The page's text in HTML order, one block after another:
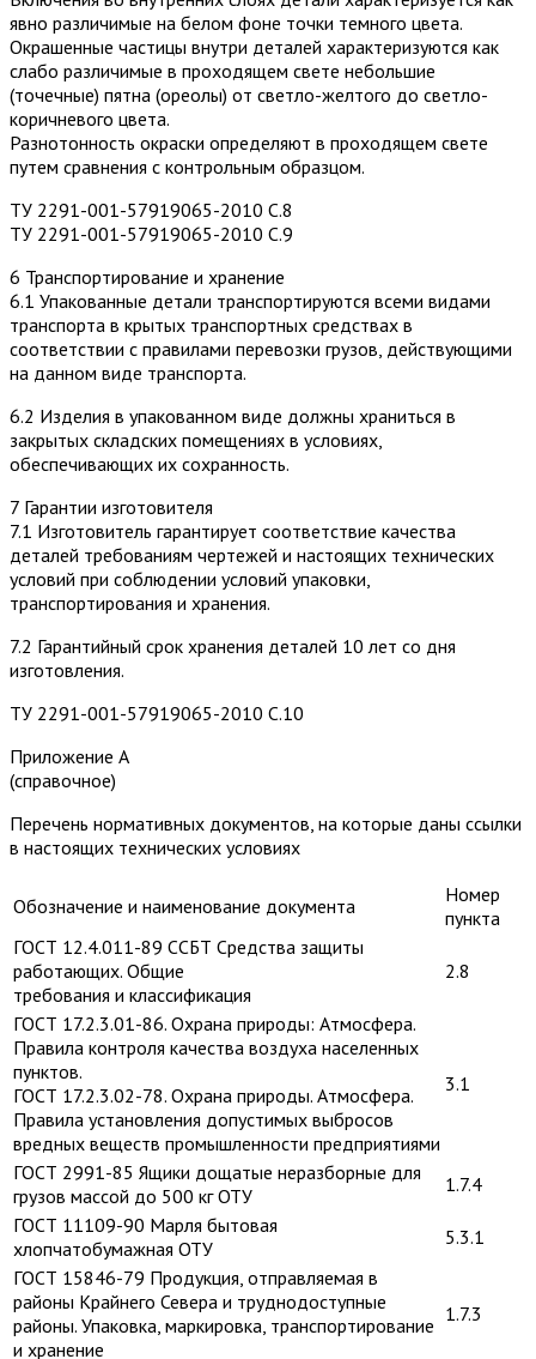
явно различимые на белом фоне точки темного цвета.
Окрашенные частицы внутри деталей характеризуются как
слабо различимые в проходящем свете небольшие
(точечные) пятна (ореолы) от светло-желтого до светло-
коричневого цвета.
Разнотонность окраски определяют в проходящем свете
путем сравнения с контрольным образцом.
ТУ 2291-001-57919065-2010 С.8
ТУ 2291-001-57919065-2010 С.9
6 Транспортирование и хранение
6.1 Упакованные детали транспортируются всеми видами
транспорта в крытых транспортных средствах в
соответствии с правилами перевозки грузов, действующими
на данном виде транспорта.
6.2 Изделия в упакованном виде должны храниться в
закрытых складских помещениях в условиях,
обеспечивающих их сохранность.
7 Гарантии изготовителя
7.1 Изготовитель гарантирует соответствие качества
деталей требованиям чертежей и настоящих технических
условий при соблюдении условий упаковки,
транспортирования и хранения.
7.2 Гарантийный срок хранения деталей 10 лет со дня
изготовления.
ТУ 2291-001-57919065-2010 С.10
Приложение А
(справочное)
Перечень нормативных документов, на которые даны ссылки
в настоящих технических условиях
Обозначение и наименование документа
Номер
пункта
ГОСТ 12.4.011-89 ССБТ Средства защиты
работающих. Общие
требования и классификация
2.8
ГОСТ 17.2.3.01-86. Охрана природы: Атмосфера.
Правила контроля качества воздуха населенных
пунктов.
ГОСТ 17.2.3.02-78. Охрана природы. Атмосфера.
Правила установления допустимых выбросов
вредных веществ промышленности предприятиями
3.1
ГОСТ 2991-85 Ящики дощатые неразборные для
грузов массой до 500 кг ОТУ
1.7.4
ГОСТ 11109-90 Марля бытовая
хлопчатобумажная ОТУ
5.3.1
ГОСТ 15846-79 Продукция, отправляемая в
районы Крайнего Севера и труднодоступные
районы. Упаковка, маркировка, транспортирование
и хранение
1.7.3